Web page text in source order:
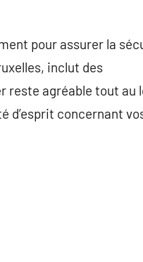
pour assurer la
inclut des
reste agréable tout au
d’esprit concernant